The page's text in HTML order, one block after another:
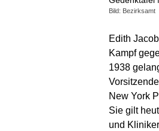
Bild: Bezirksamt
Edith
Kampf
1938
New York
Sie gilt
und